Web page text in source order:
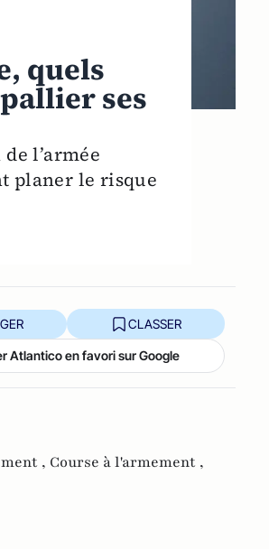
quels
ses
l’armée
planer le risque
CLASSER
Atlantico en favori sur Google
, Course à l'armement ,